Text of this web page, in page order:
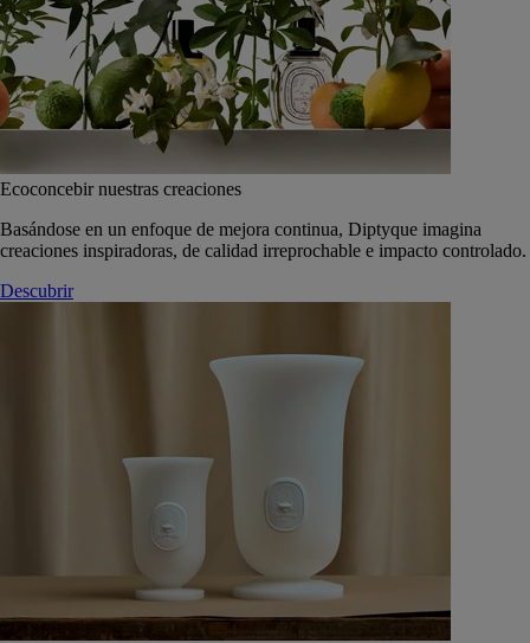
Ecoconcebir nuestras creaciones
Basándose en un enfoque de mejora continua, Diptyque imagina
creaciones inspiradoras, de calidad irreprochable e impacto controlado.
Descubrir